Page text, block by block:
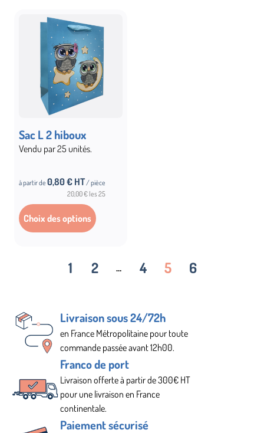
Sac L 2 hiboux
Vendu par 25 unités.
Choix des options
à partir de 0,80€ HT/ pièce
20,00 € les 25
1 2 … 4 5 6
Livraison sous 24/72h
en France Métropolitaine pour toute
commande passée avant 12h00.
Franco de port
Livraison offerte à partir de 300€ HT
pour une livraison en France
continentale.
Paiement sécurisé